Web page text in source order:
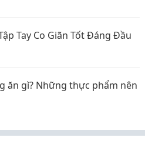
Tay Co Giãn Tốt Đáng Đầu
ăn gì? Những thực phẩm nên